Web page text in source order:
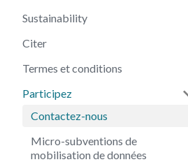
Sustainability
Citer
Termes et conditions
Participez
Contactez-nous
Micro-subventions de
mobilisation de données